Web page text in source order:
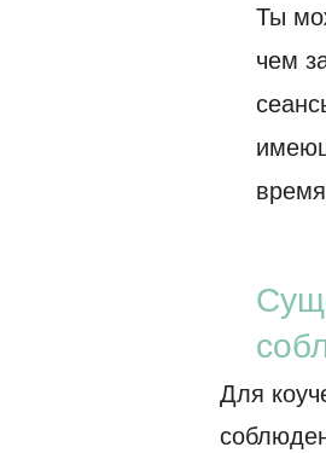
Ты
чем
Для